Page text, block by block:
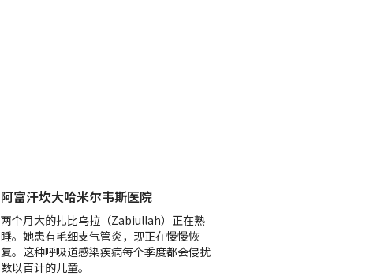
阿富汗坎大哈米尔韦斯医院
两个月大的扎比乌拉（Zabiullah）正在熟
睡。她患有毛细支气管炎，现正在慢慢恢
复。这种呼吸道感染疾病每个季度都会侵扰
数以百计的儿童。